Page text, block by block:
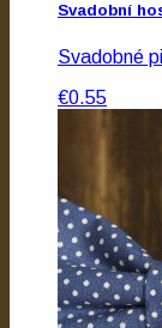
Svadobní
Svadobné
€0.55